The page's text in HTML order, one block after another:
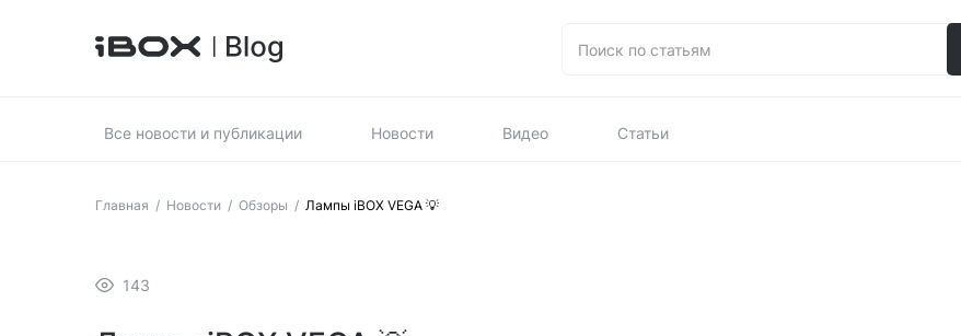
Все новости и публикации Новости Видео Статьи
Главная / Новости / Обзоры / Лампы iBOX VEGA 💡
143